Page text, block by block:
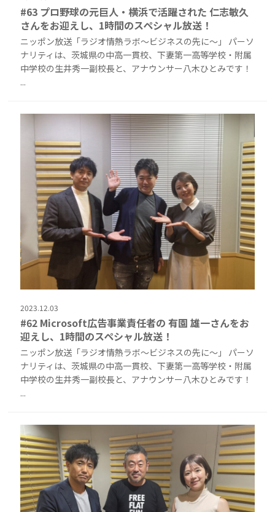
#63 プロ野球の元巨人・横浜で活躍された 仁志敏久
さんをお迎えし、1時間のスペシャル放送！
ニッポン放送「ラジオ情熱ラボ〜ビジネスの先に〜」 パーソ
ナリティは、茨城県の中高一貫校、下妻第一高等学校・附属
中学校の生井秀一副校長と、アナウンサー八木ひとみです！
...
2023.12.03
#62 Microsoft広告事業責任者の 有園 雄一さんをお
迎えし、1時間のスペシャル放送！
ニッポン放送「ラジオ情熱ラボ〜ビジネスの先に〜」 パーソ
ナリティは、茨城県の中高一貫校、下妻第一高等学校・附属
中学校の生井秀一副校長と、アナウンサー八木ひとみです！
...